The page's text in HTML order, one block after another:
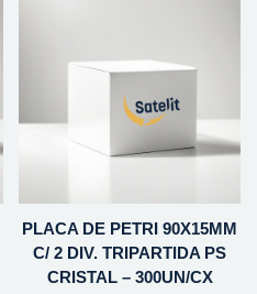
PLACA DE PETRI 90X15MM
C/ 2 DIV. TRIPARTIDA PS
CRISTAL – 300UN/CX